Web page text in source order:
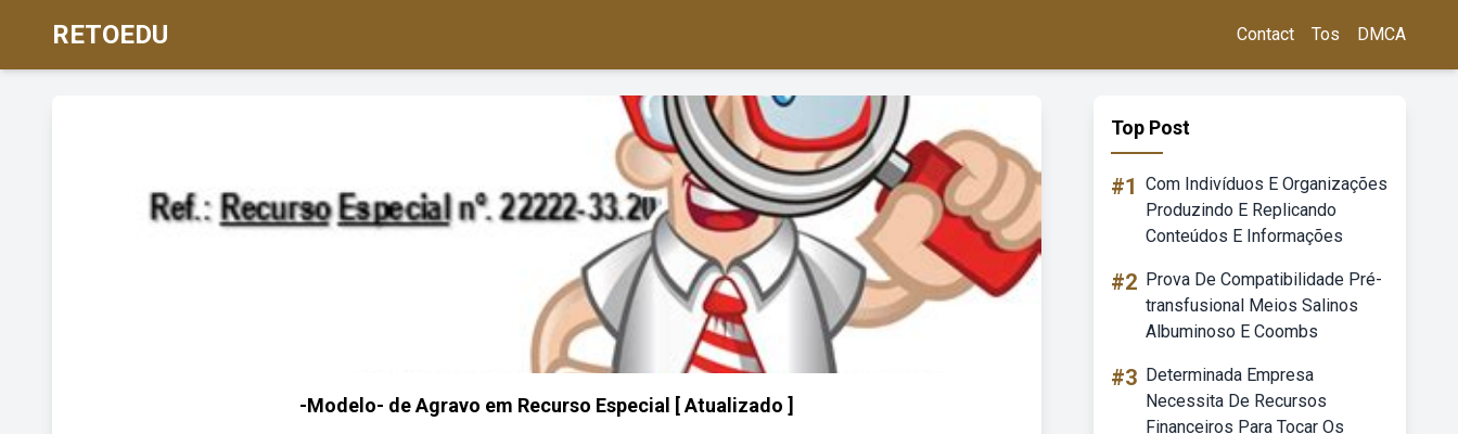
RETOEDU Contact Tos DMCA
-Modelo- de Agravo em Recurso Especial [ Atualizado ]
Top Post
#1 Com Indivíduos E Organizações
Produzindo E Replicando
Conteúdos E Informações
#2 Prova De Compatibilidade Pré-
transfusional Meios Salinos
Albuminoso E Coombs
#3 Determinada Empresa
Necessita De Recursos
Financeiros Para Tocar Os